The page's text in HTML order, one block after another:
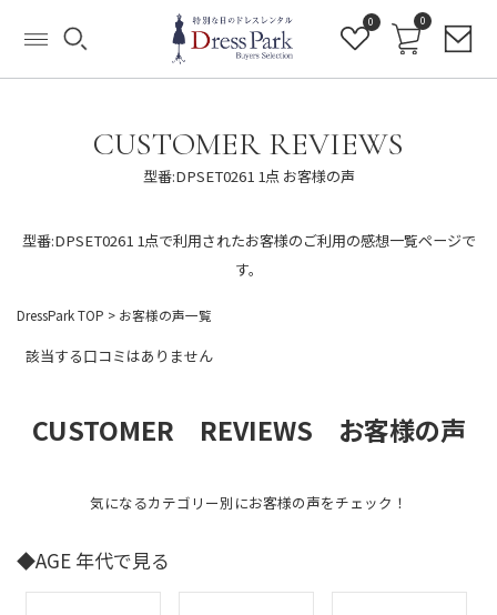
0 0
CUSTOMER REVIEWS
型番:DPSET0261 1点 お客様の声
型番:DPSET0261 1点で利用されたお客様のご利用の感想一覧ページで
す。
DressPark TOP > お客様の声一覧
該当する口コミはありません
CUSTOMER REVIEWS お客様の声
気になるカテゴリー別にお客様の声をチェック！
◆AGE 年代で見る